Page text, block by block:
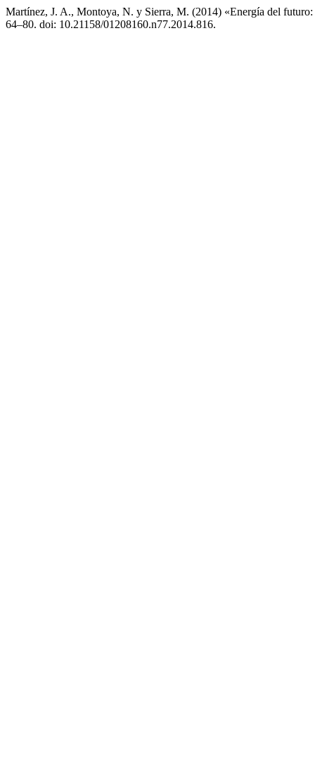
Martínez, J. A., Montoya, N. y Sierra, M. (2014) «Energía del
64–80. doi: 10.21158/01208160.n77.2014.816.